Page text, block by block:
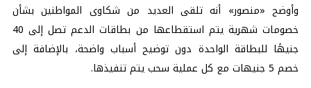
وأوضح «منصور» أنه تلقى العديد من شكاوى المواطنين بشأن
خصومات شهرية يتم استقطاعها من بطاقات الدعم تصل إلى 40
جنيهًا للبطاقة الواحدة دون توضيح أسباب واضحة، بالإضافة إلى
خصم 5 جنيهات مع كل عملية سحب يتم تنفيذها.